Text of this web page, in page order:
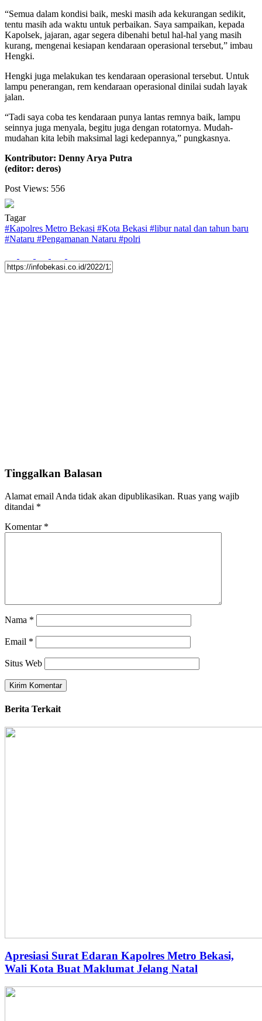
“Semua dalam kondisi baik, meski masih ada kekurangan sedikit,
tentu masih ada waktu untuk perbaikan. Saya sampaikan, kepada
Kapolsek, jajaran, agar segera dibenahi betul hal-hal yang masih
kurang, mengenai kesiapan kendaraan operasional tersebut,” imbau
Hengki.
Hengki juga melakukan tes kendaraan operasional tersebut. Untuk
lampu penerangan, rem kendaraan operasional dinilai sudah layak
jalan.
“Tadi saya coba tes kendaraan punya lantas remnya baik, lampu
seinnya juga menyala, begitu juga dengan rotatornya. Mudah-
mudahan kita lebih maksimal lagi kedepannya,” pungkasnya.
Kontributor: Denny Arya Putra
(editor: deros)
Post Views: 556
Tagar
#Kapolres Metro Bekasi #Kota Bekasi #libur natal dan tahun baru
#Nataru #Pengamanan Nataru #polri
Tinggalkan Balasan
Alamat email Anda tidak akan dipublikasikan. Ruas yang wajib
ditandai *
Komentar *
Nama *
Email *
Situs Web
Berita Terkait
Apresiasi Surat Edaran Kapolres Metro Bekasi,
Wali Kota Buat Maklumat Jelang Natal